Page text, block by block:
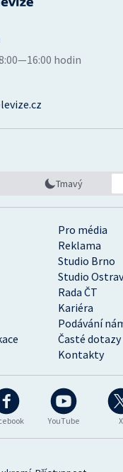
YouTube X
Pro média
Reklama
Studio Brno
Studio
Rada ČT
Kariéra
Podávání
Časté dotazy
Kontakty
hodin
Tmavý